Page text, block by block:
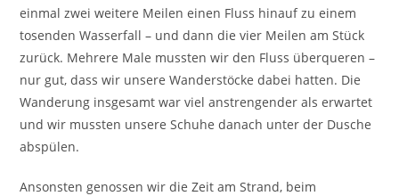
einmal zwei weitere Meilen einen Fluss hinauf zu einem
tosenden Wasserfall – und dann die vier Meilen am Stück
zurück. Mehrere Male mussten wir den Fluss überqueren –
nur gut, dass wir unsere Wanderstöcke dabei hatten. Die
Wanderung insgesamt war viel anstrengender als erwartet
und wir mussten unsere Schuhe danach unter der Dusche
abspülen.
Ansonsten genossen wir die Zeit am Strand, beim